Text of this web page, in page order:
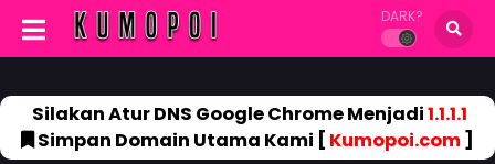
DARK?
Silakan Atur DNS Google Chrome Menjadi1.1.1.1
Simpan Domain Utama Kami [ Kumopoi.com]